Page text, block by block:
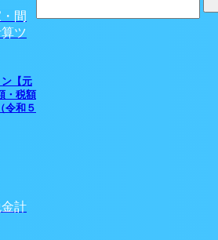
間
ツ
【元
・税額
令和５
計